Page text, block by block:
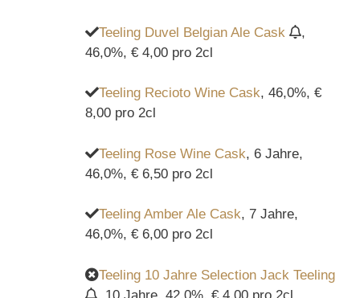
Teeling Duvel Belgian Ale Cask
,
46,0%, € 4,00 pro 2cl
Teeling Recioto Wine Cask, 46,0%, €
8,00 pro 2cl
Teeling Rose Wine Cask, 6 Jahre,
46,0%, € 6,50 pro 2cl
Teeling Amber Ale Cask, 7 Jahre,
46,0%, € 6,00 pro 2cl
Teeling 10 Jahre Selection Jack Teeling
, 10 Jahre, 42,0%, € 4,00 pro 2cl